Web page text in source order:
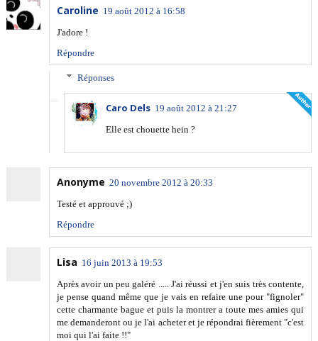
Caroline 19 août 2012 à 16:58
J'adore !
Répondre
Réponses
Caro Dels 19 août 2012 à 21:27
Elle est chouette hein ?
Anonyme 20 novembre 2012 à 20:33
Testé et approuvé ;)
Répondre
Lisa 16 juin 2013 à 19:53
Après avoir un peu galéré ..... J'ai réussi et j'en suis très contente,
je pense quand même que je vais en refaire une pour "fignoler"
cette charmante bague et puis la montrer a toute mes amies qui
me demanderont ou je l'ai acheter et je répondrai fièrement "c'est
moi qui l'ai faite !!"